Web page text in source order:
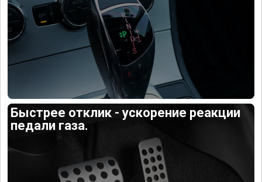
Быстрее отклик - ускорение реакции
педали газа.